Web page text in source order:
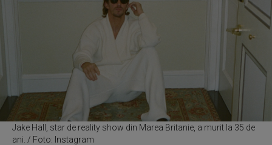
Jake Hall, star de reality show din Marea Britanie, a murit la 35 de
ani. / Foto: Instagram